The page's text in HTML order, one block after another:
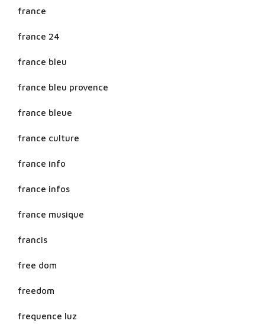
france
france 24
france bleu
france bleu provence
france bleue
france culture
france info
france infos
france musique
francis
free dom
freedom
frequence luz